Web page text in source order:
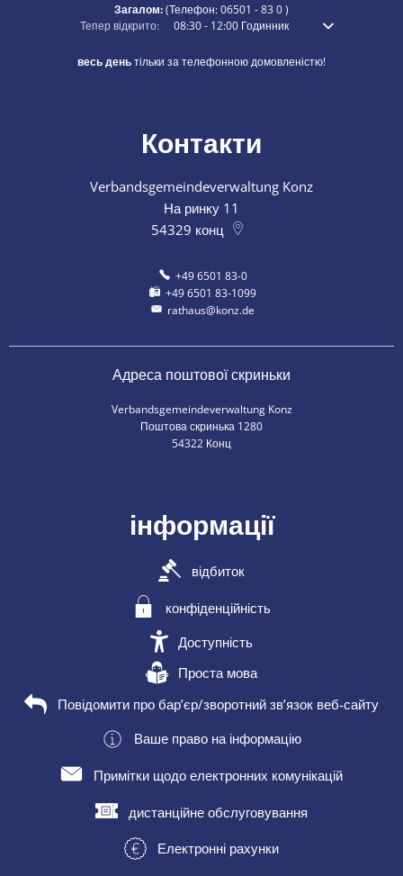
Загалом:(Телефон:06501 - 83 0)
Натисніть, щоб приховати додатковий час відкриття або
Тепер відкрито: 08:30-12:00Годинник З 8:30 до 12:00
весь деньтільки за телефонною домовленістю!
Контакти
Verbandsgemeindeverwaltung Konz
На ринку 11
54329 конц
+49 6501 83-0
+49 6501 83-1099
rathaus@konz.de
Адреса поштової скриньки
Verbandsgemeindeverwaltung Konz
Поштова скринька 1280
54322 Конц
інформації
відбиток
конфіденційність
Доступність
Проста мова
Повідомити про бар’єр/зворотний зв’язок веб-сайту
Ваше право на інформацію
Примітки щодо електронних комунікацій
дистанційне обслуговування
Електронні рахунки